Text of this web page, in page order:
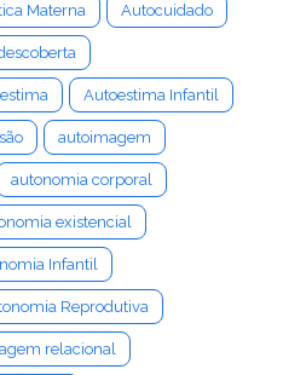
Materna Autocuidado
Autoestima Infantil
autoimagem
autonomia corporal
existencial
Infantil
Reprodutiva
relacional